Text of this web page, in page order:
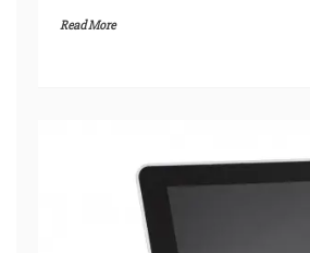
Read More